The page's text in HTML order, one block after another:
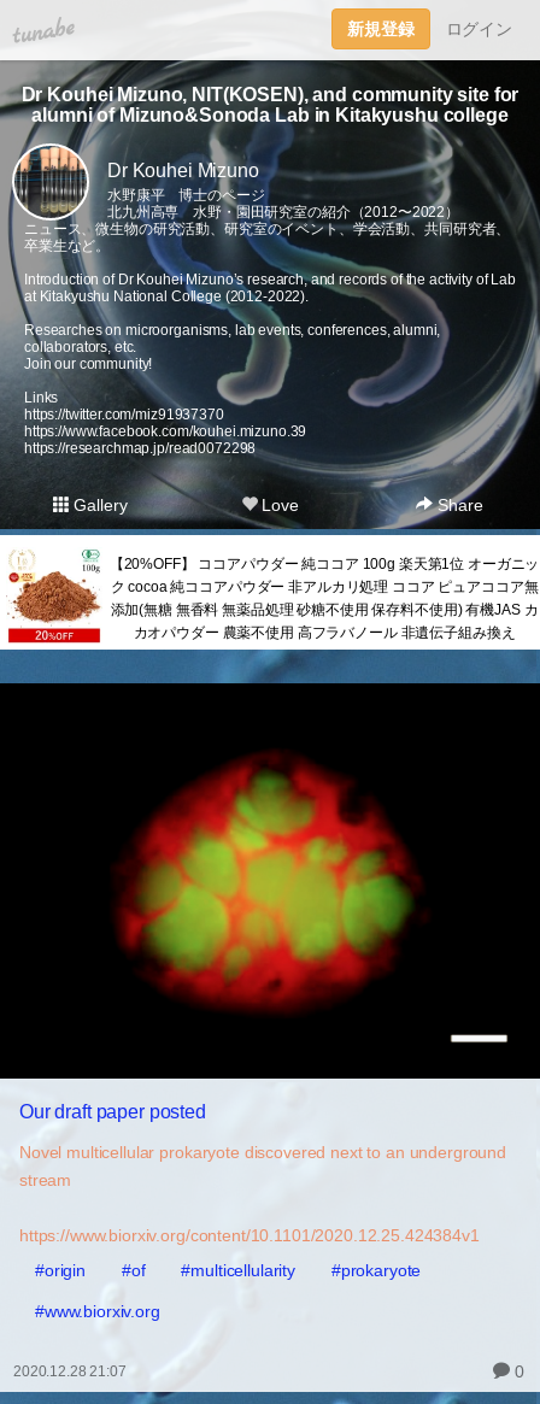
tuna.be 新規登録 ログイン
Dr Kouhei Mizuno, NIT(KOSEN), and community site for
alumni of Mizuno&Sonoda Lab in Kitakyushu college
Dr Kouhei Mizuno
水野康平 博士のページ
北九州高専 水野・園田研究室の紹介（2012〜2022）
ニュース、微生物の研究活動、研究室のイベント、学会活動、共同研究者、
卒業生など。
Introduction of Dr Kouhei Mizuno’s research, and records of the activity of Lab
at Kitakyushu National College (2012-2022).
Researches on microorganisms, lab events, conferences, alumni,
collaborators, etc.
Join our community!
Links
https://twitter.com/miz91937370
https://www.facebook.com/kouhei.mizuno.39
https://researchmap.jp/read0072298
Gallery Love Share
【20%OFF】 ココアパウダー 純ココア 100g 楽天第1位 オーガニッ
ク cocoa 純ココアパウダー 非アルカリ処理 ココア ピュアココア無
添加(無糖 無香料 無薬品処理 砂糖不使用 保存料不使用) 有機JAS カ
カオパウダー 農薬不使用 高フラバノール 非遺伝子組み換え
Our draft paper posted
Novel multicellular prokaryote discovered next to an underground
stream
https://www.biorxiv.org/content/10.1101/2020.12.25.424384v1
#origin
#of #multicellularity #prokaryote
#www.biorxiv.org
2020.12.28 21:07 0